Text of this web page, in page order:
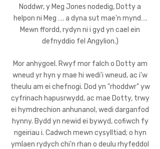
Mynnwch y Crys-T Elusen
dyluniwyd gan Gapten Meg Jones
o'r Rhosynnau Coch a cefnogwch y
Stafell Fyw.
SHOP
Noddwr, y Meg Jones nodedig, Dotty a
helpon ni Meg …. a dyna sut mae'n mynd….
Mewn ffordd, rydyn ni i gyd yn cael ein
defnyddio fel Angylion.)
Mor anhygoel. Rwyf mor falch o Dotty am
wneud yr hyn y mae hi wedi'i wneud, ac i'w
theulu am ei chefnogi. Dod yn "rhoddwr" yw
cyfrinach hapusrwydd, ac mae Dotty, trwy
ei hymdrechion anhunanol, wedi darganfod
hynny. Bydd yn newid ei bywyd, cofiwch fy
ngeiriau i. Cadwch mewn cysylltiad; o hyn
ymlaen rydych chi'n rhan o deulu rhyfeddol